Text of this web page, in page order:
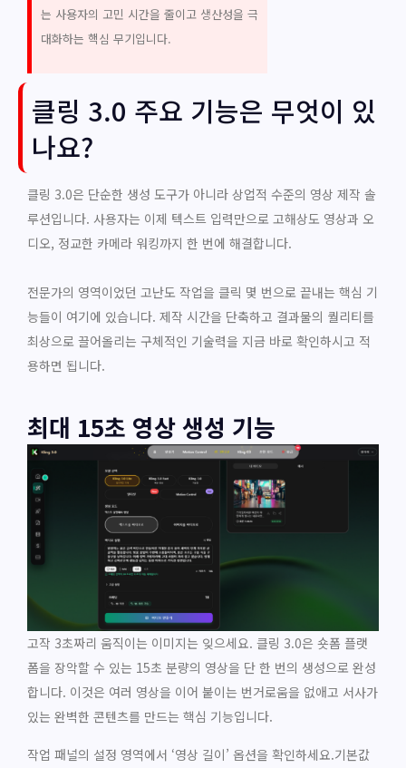
는 사용자의 고민 시간을 줄이고 생산성을 극
대화하는 핵심 무기입니다.
클링 3.0 주요 기능은 무엇이 있
나요?
클링 3.0은 단순한 생성 도구가 아니라 상업적 수준의 영상 제작 솔
루션입니다. 사용자는 이제 텍스트 입력만으로 고해상도 영상과 오
디오, 정교한 카메라 워킹까지 한 번에 해결합니다.
전문가의 영역이었던 고난도 작업을 클릭 몇 번으로 끝내는 핵심 기
능들이 여기에 있습니다. 제작 시간을 단축하고 결과물의 퀄리티를
최상으로 끌어올리는 구체적인 기술력을 지금 바로 확인하시고 적
용하면 됩니다.
최대 15초 영상 생성 기능
고작 3초짜리 움직이는 이미지는 잊으세요. 클링 3.0은 숏폼 플랫
폼을 장악할 수 있는 15초 분량의 영상을 단 한 번의 생성으로 완성
합니다. 이것은 여러 영상을 이어 붙이는 번거로움을 없애고 서사가
있는 완벽한 콘텐츠를 만드는 핵심 기능입니다.
작업 패널의 설정 영역에서 ‘영상 길이’ 옵션을 확인하세요.기본값